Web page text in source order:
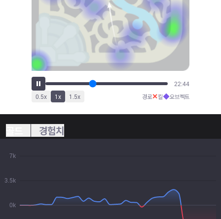
25:07
0.5x 1x 1.5x 경로✕킬◆오브젝트
경험치
0k
3.5k
7k